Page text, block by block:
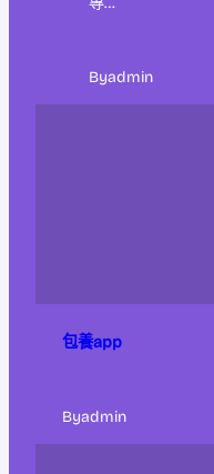
Byadmin
包養app
Byadmin